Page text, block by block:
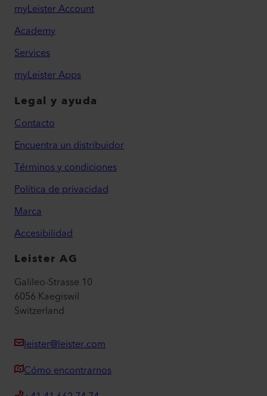
myLeister Account
Academy
Services
myLeister Apps
Legal y ayuda
Contacto
Encuentra un distribuidor
Términos y condiciones
Política de privacidad
Marca
Accesibilidad
Leister AG
Galileo-Strasse 10
6056 Kaegiswil
Switzerland
leister@leister.com
Cómo encontrarnos